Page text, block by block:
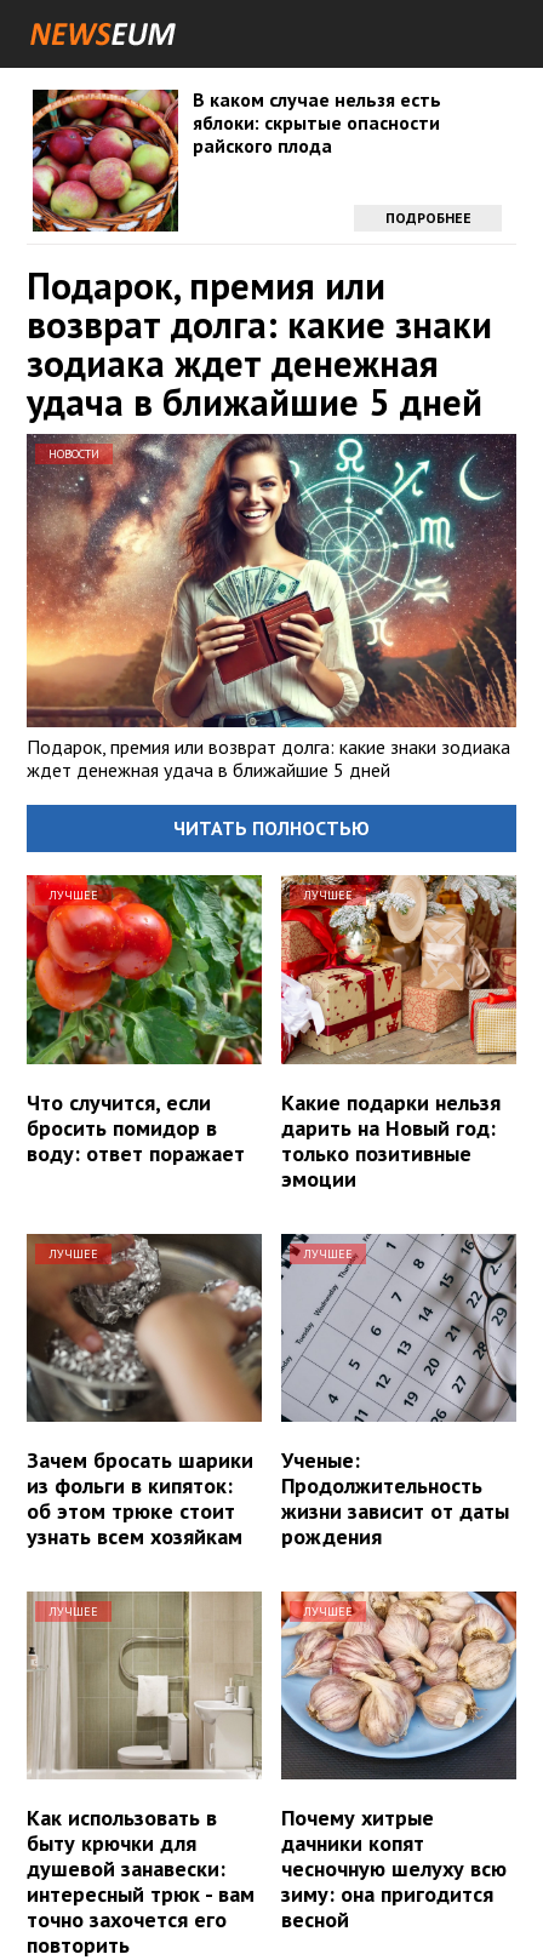
В каком случае нельзя есть
яблоки: скрытые опасности
райского плода
ПОДРОБНЕЕ
Подарок, премия или
возврат долга: какие знаки
зодиака ждет денежная
удача в ближайшие 5 дней
НОВОСТИ
Подарок, премия или возврат долга: какие знаки зодиака
ждет денежная удача в ближайшие 5 дней
ЧИТАТЬ ПОЛНОСТЬЮ
ЛУЧШЕЕ
Что случится, если
бросить помидор в
воду: ответ поражает
ЛУЧШЕЕ
Какие подарки нельзя
дарить на Новый год:
только позитивные
эмоции
ЛУЧШЕЕ
Зачем бросать шарики
из фольги в кипяток:
об этом трюке стоит
узнать всем хозяйкам
ЛУЧШЕЕ
Ученые:
Продолжительность
жизни зависит от даты
рождения
ЛУЧШЕЕ
Как использовать в
быту крючки для
душевой занавески:
интересный трюк - вам
точно захочется его
повторить
ЛУЧШЕЕ
Почему хитрые
дачники копят
чесночную шелуху всю
зиму: она пригодится
весной